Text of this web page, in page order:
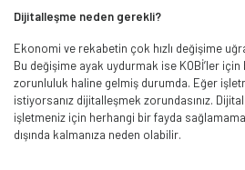
Dijitalleşme neden gerekli?
Ekonomi ve rekabetin çok hızlı değişime
Bu değişime ayak uydurmak ise KOBİ’ler
zorunluluk haline gelmiş durumda. Eğer
istiyorsanız dijitalleşmek zorundasınız.
işletmeniz için herhangi bir fayda
dışında kalmanıza neden olabilir.